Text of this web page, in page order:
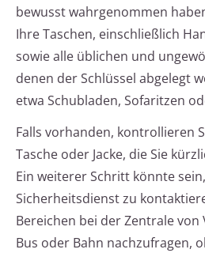
bewusst wahrgenommen
Ihre Taschen, einschließlich
sowie alle üblichen und
denen der Schlüssel abgelegt
etwa Schubladen, Sofaritzen
Falls vorhanden, kontrollieren
Tasche oder Jacke, die Sie
Ein weiterer Schritt könnte
Sicherheitsdienst zu
Bereichen bei der Zentrale
Bus oder Bahn nachzufragen,